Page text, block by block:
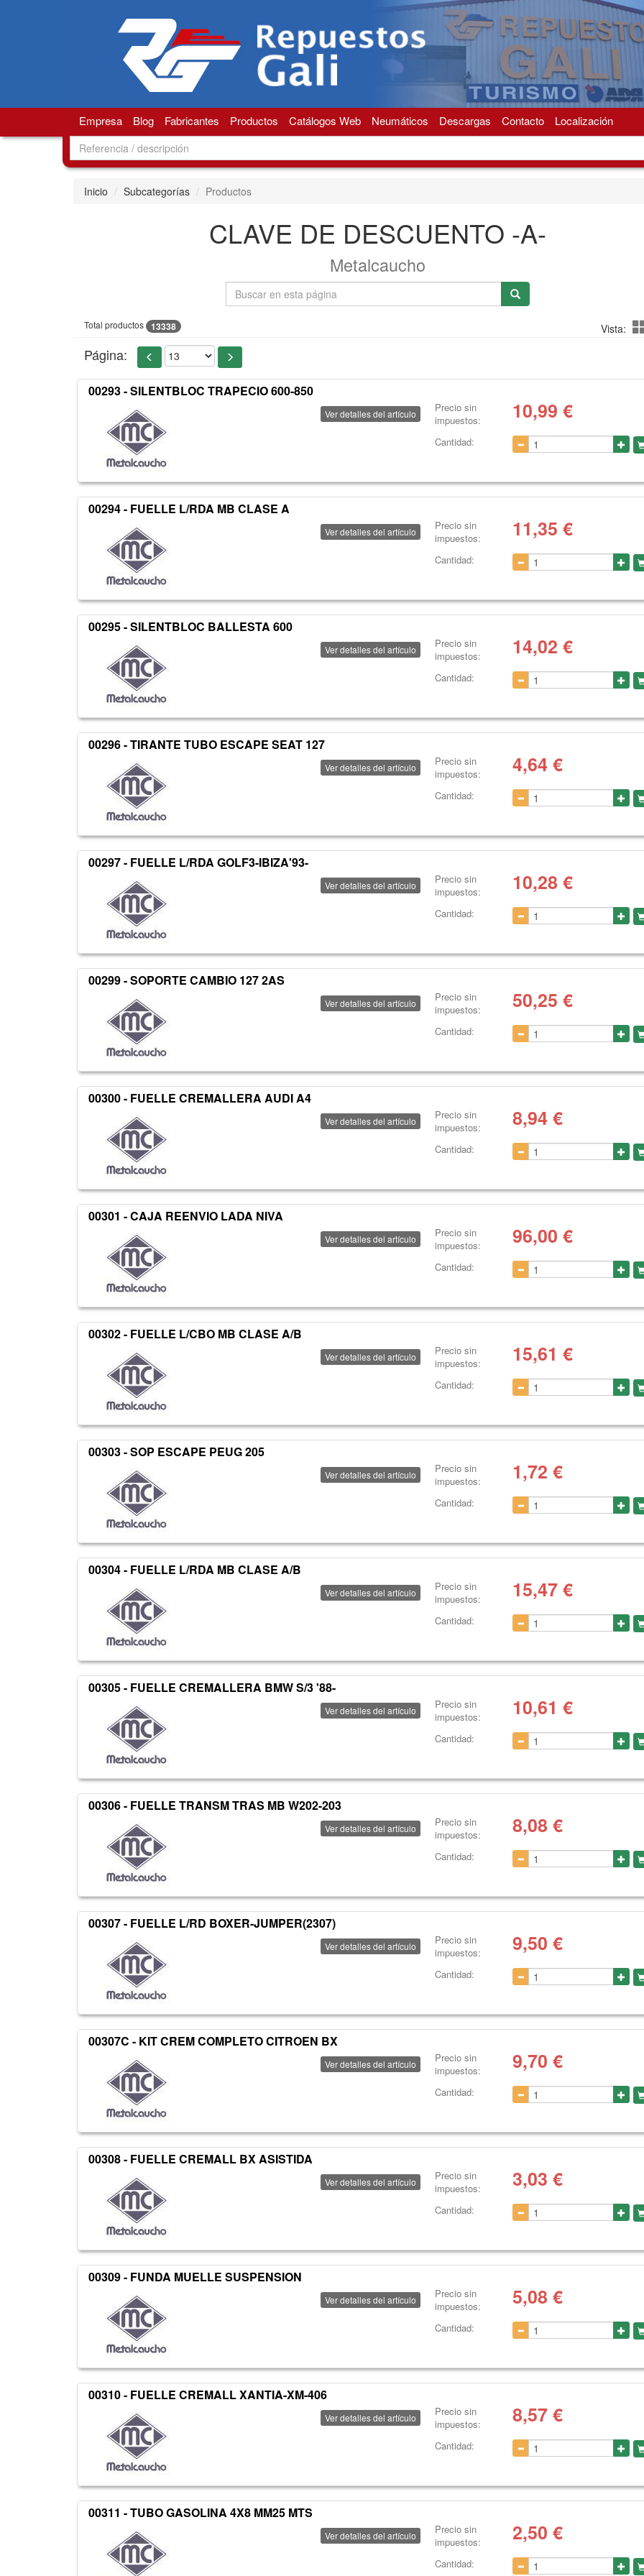
Empresa Blog Fabricantes Productos Catálogos Web Neumáticos Descargas Contacto Localización
Inicio Subcategorías Productos
CLAVE DE DESCUENTO -A-
Metalcaucho
Total productos 13338 Vista:
Página:
00293 - SILENTBLOC TRAPECIO 600-850
Ver detalles del artículo
Precio sin
impuestos:
10,99 €
Cantidad:
00294 - FUELLE L/RDA MB CLASE A
Ver detalles del artículo
Precio sin
impuestos:
11,35 €
Cantidad:
00295 - SILENTBLOC BALLESTA 600
Ver detalles del artículo
Precio sin
impuestos:
14,02 €
Cantidad:
00296 - TIRANTE TUBO ESCAPE SEAT 127
Ver detalles del artículo
Precio sin
impuestos:
4,64 €
Cantidad:
00297 - FUELLE L/RDA GOLF3-IBIZA'93-
Ver detalles del artículo
Precio sin
impuestos:
10,28 €
Cantidad:
00299 - SOPORTE CAMBIO 127 2AS
Ver detalles del artículo
Precio sin
impuestos:
50,25 €
Cantidad:
00300 - FUELLE CREMALLERA AUDI A4
Ver detalles del artículo
Precio sin
impuestos:
8,94 €
Cantidad:
00301 - CAJA REENVIO LADA NIVA
Ver detalles del artículo
Precio sin
impuestos:
96,00 €
Cantidad:
00302 - FUELLE L/CBO MB CLASE A/B
Ver detalles del artículo
Precio sin
impuestos:
15,61 €
Cantidad:
00303 - SOP ESCAPE PEUG 205
Ver detalles del artículo
Precio sin
impuestos:
1,72 €
Cantidad:
00304 - FUELLE L/RDA MB CLASE A/B
Ver detalles del artículo
Precio sin
impuestos:
15,47€
Cantidad:
00305 - FUELLE CREMALLERA BMW S/3 '88-
Ver detalles del artículo
Precio sin
impuestos:
10,61 €
Cantidad:
00306 - FUELLE TRANSM TRAS MB W202-203
Ver detalles del artículo
Precio sin
impuestos:
8,08 €
Cantidad:
00307 - FUELLE L/RD BOXER-JUMPER(2307)
Ver detalles del artículo
Precio sin
impuestos:
9,50 €
Cantidad:
00307C - KIT CREM COMPLETO CITROEN BX
Ver detalles del artículo
Precio sin
impuestos:
9,70 €
Cantidad:
00308 - FUELLE CREMALL BX ASISTIDA
Ver detalles del artículo
Precio sin
impuestos:
3,03 €
Cantidad:
00309 - FUNDA MUELLE SUSPENSION
Ver detalles del artículo
Precio sin
impuestos:
5,08 €
Cantidad:
00310 - FUELLE CREMALL XANTIA-XM-406
Ver detalles del artículo
Precio sin
impuestos:
8,57€
Cantidad:
00311 - TUBO GASOLINA 4X8 MM25 MTS
Ver detalles del artículo
Precio sin
impuestos:
2,50 €
Cantidad: